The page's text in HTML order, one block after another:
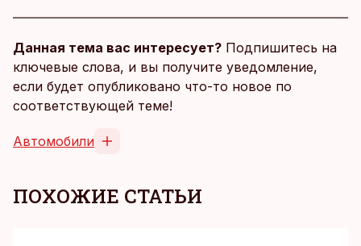
Данная тема вас интересует? Подпишитесь на
ключевые слова, и вы получите уведомление,
если будет опубликовано что-то новое по
соответствующей теме!
Автомобили
ПОХОЖИЕ СТАТЬИ